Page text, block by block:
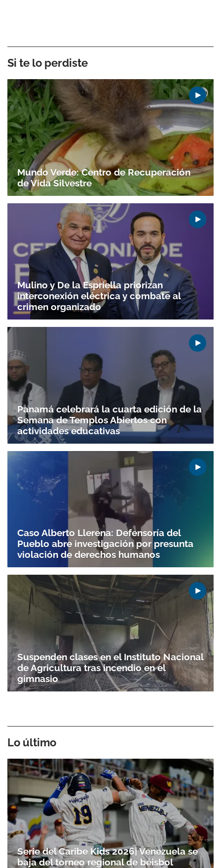
Gracias por suscribirte a nuestro boletín.
ACEPTAR
Si te lo perdiste
Mundo Verde: Centro de Recuperación
de Vida Silvestre
Mulino y De la Espriella priorizan
interconexión eléctrica y combate al
crimen organizado
Panamá celebrará la cuarta edición de la
Semana de Templos Abiertos con
actividades educativas
Caso Alberto Llerena: Defensoría del
Pueblo abre investigación por presunta
violación de derechos humanos
Suspenden clases en el Instituto Nacional
de Agricultura tras incendio en el
gimnasio
Lo último
Serie del Caribe Kids 2026| Venezuela se
baja del torneo regional de béisbol